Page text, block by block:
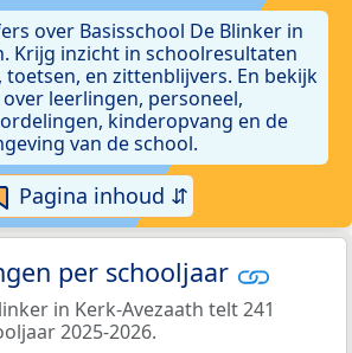
over Basisschool De Blinker in
Krijg inzicht in schoolresultaten
en zittenblijvers. En bekijk
leerlingen, personeel,
kinderopvang en de
van de school.
Pagina inhoud ⇵
per schooljaar
in Kerk-Avezaath telt 241
2025-2026.